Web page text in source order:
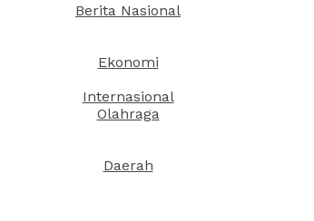
Berita Nasional
Ekonomi
Internasional
Olahraga
Daerah